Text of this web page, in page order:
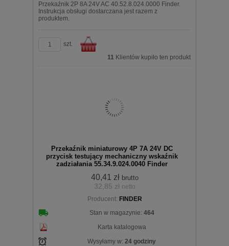
Przekaźnik 2P 8A 24V AC 40.52.8.024.0000 Finder.
Instrukcja obsługi dostarczana jest razem z
produktem.
szt.
koszyka
11 Klientów kupiło ten produkt
Przekaźnik miniaturowy 4P 7A 24V DC
przycisk testujący mechaniczny wskaźnik
zadziałania 55.34.9.024.0040 Finder
40,41 zł brutto
32,85 zł netto
Producent: FINDER
Stan w magazynie: 464
Karta katalogowa
Wysyłamy w: 24 godziny